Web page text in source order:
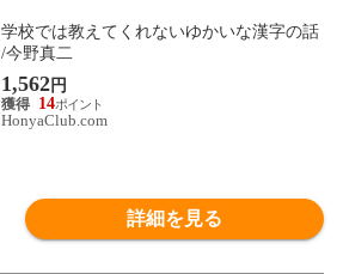
学校では教えてくれないゆかいな漢字の話
/今野真二
1,562円
14
HonyaClub.com
詳細を見る